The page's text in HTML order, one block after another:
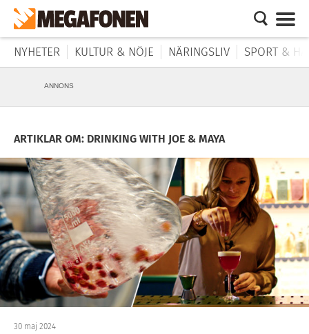
NYHETER KULTUR & NÖJE NÄRINGSLIV SPORT &
ANNONS
ARTIKLAR OM: DRINKING WITH JOE & MAYA
30 maj 2024